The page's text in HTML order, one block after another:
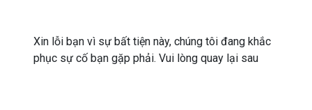
Xin lỗi bạn vì sự bất tiện này, chúng tôi đang khắc
phục sự cố bạn gặp phải. Vui lòng quay lại sau